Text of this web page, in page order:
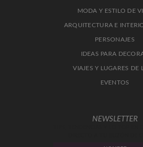
MODA Y ESTILO DE
ARQUITECTURA E
PERSONAJES
IDEAS PARA
VIAJES Y LUGARES DE
EVENTOS
NEWSLETTER